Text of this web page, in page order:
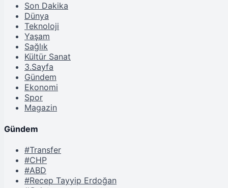
Son Dakika
Dünya
Teknoloji
Yaşam
Sağlık
Kültür Sanat
3.Sayfa
Gündem
Ekonomi
Spor
Magazin
Gündem
#Transfer
#CHP
#ABD
#Recep Tayyip Erdoğan